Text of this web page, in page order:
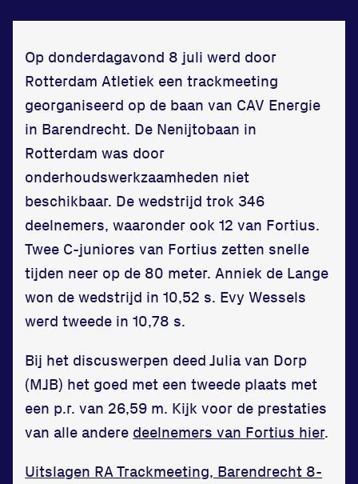
Zet een personal record
in onze gym
Fitness
Updates
Atleten
Vereniging
Contact
Op donderdagavond 8 juli werd door
Rotterdam Atletiek een trackmeeting
georganiseerd op de baan van CAV Energie
in Barendrecht. De Nenijtobaan in
Rotterdam was door
onderhoudswerkzaamheden niet
beschikbaar. De wedstrijd trok 346
deelnemers, waaronder ook 12 van Fortius.
Twee C-juniores van Fortius zetten snelle
tijden neer op de 80 meter. Anniek de Lange
won de wedstrijd in 10,52 s. Evy Wessels
werd tweede in 10,78 s.
Bij het discuswerpen deed Julia van Dorp
(MJB) het goed met een tweede plaats met
een p.r. van 26,59 m. Kijk voor de prestaties
van alle andere deelnemers van Fortius hier.
Uitslagen RA Trackmeeting, Barendrecht 8-